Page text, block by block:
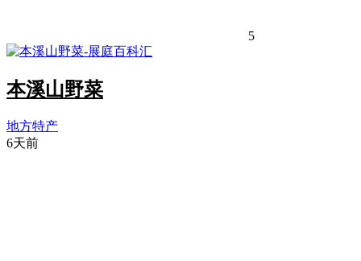
5
本溪山野菜
地方特产
6天前